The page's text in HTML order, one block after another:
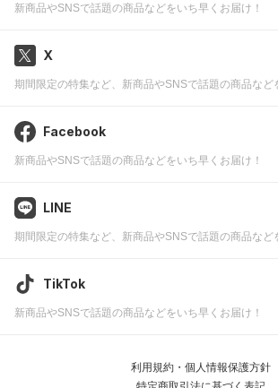
新商品やSNSで話題の商品などをいち早くお届け！
X
期間限定の特集など、新商品やSNSで話題の商品など
Facebook
新商品やSNSで話題の商品などをいち早くお届け！
LINE
期間限定の特集など、新商品やSNSで話題の商品など
TikTok
新商品やSNSで話題の商品などをいち早くお届け！
利用規約・個人情報保護方針